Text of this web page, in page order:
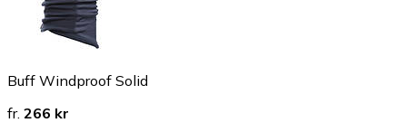
Buff Windproof Solid
fr. 266 kr